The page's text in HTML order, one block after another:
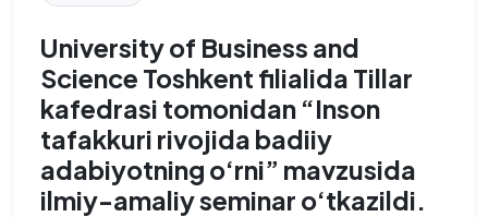
University of Business and
Science Toshkent filialida Tillar
kafedrasi tomonidan “Inson
tafakkuri rivojida badiiy
adabiyotning o‘rni” mavzusida
ilmiy-amaliy seminar o‘tkazildi.